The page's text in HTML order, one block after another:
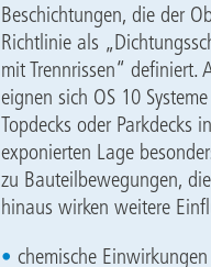
Beschichtungen, die der
Richtlinie als
mit Trennrissen“ definiert.
eignen sich OS 10
Topdecks oder Parkdecks
exponierten Lage
zu Bauteilbewegungen,
hinaus wirken weitere
chemische